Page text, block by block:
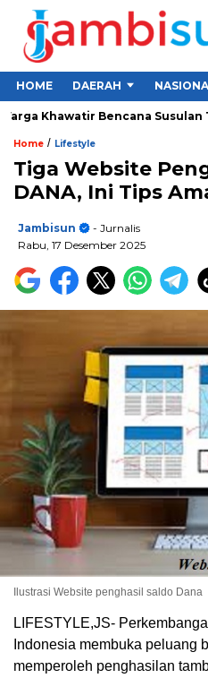
HOME DAERAH
Khawatir Bencana Susulan
Home / Lifestyle
Tiga Website
DANA, Ini Tips
Jambisun
- Jurnalis
Rabu, 17 Desember 2025
Ilustrasi Website penghasil saldo Dana
LIFESTYLE,JS-
Indonesia membuka peluang
memperoleh penghasilan